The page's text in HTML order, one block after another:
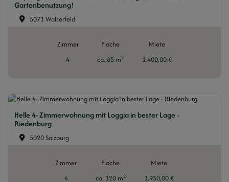
Gartenbenutzung!
5071 Walserfeld
Zimmer
4
Fläche
ca. 85 m2
Miete
1.400,00 €
Helle 4- Zimmerwohnung mit Loggia in bester Lage -
Riedenburg
5020 Salzburg
Zimmer
4
Fläche
ca. 120 m2
Miete
1.950,00 €